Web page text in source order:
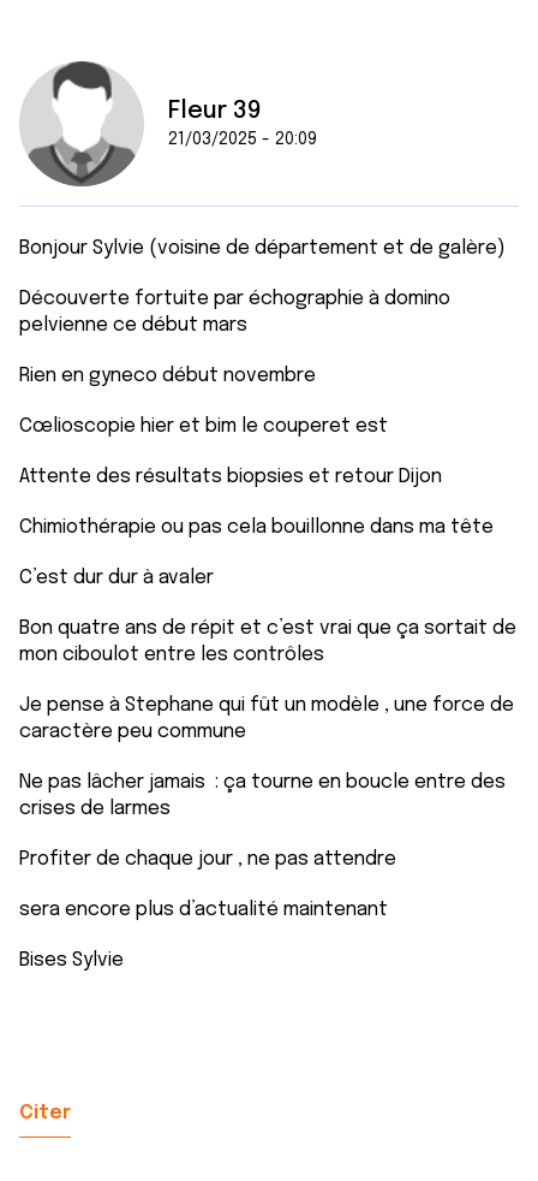
Fleur 39
21/03/2025 - 20:09
Bonjour Sylvie (voisine de département et de galère)
Découverte fortuite par échographie à domino
pelvienne ce début mars
Rien en gyneco début novembre
Cœlioscopie hier et bim le couperet est
Attente des résultats biopsies et retour Dijon
Chimiothérapie ou pas cela bouillonne dans ma tête
C’est dur dur à avaler
Bon quatre ans de répit et c’est vrai que ça sortait de
mon ciboulot entre les contrôles
Je pense à Stephane qui fût un modèle , une force de
caractère peu commune
Ne pas lâcher jamais : ça tourne en boucle entre des
crises de larmes
Profiter de chaque jour , ne pas attendre
sera encore plus d’actualité maintenant
Bises Sylvie
Citer